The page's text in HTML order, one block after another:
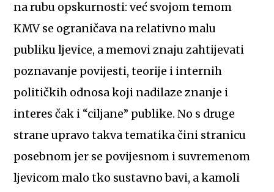
na rubu opskurnosti: već svojom temom
KMV se ograničava na relativno malu
publiku ljevice, a memovi znaju zahtijevati
poznavanje povijesti, teorije i internih
političkih odnosa koji nadilaze znanje i
interes čak i “ciljane” publike. No s druge
strane upravo takva tematika čini stranicu
posebnom jer se povijesnom i suvremenom
ljevicom malo tko sustavno bavi, a kamoli